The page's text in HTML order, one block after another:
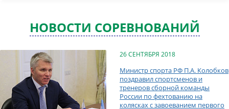
НОВОСТИ СОРЕВНОВАНИЙ
26 СЕНТЯБРЯ 2018
Министр спорта РФ П.А. Колобков
поздравил спортсменов и
тренеров сборной команды
России по фехтованию на
колясках с завоеванием первого